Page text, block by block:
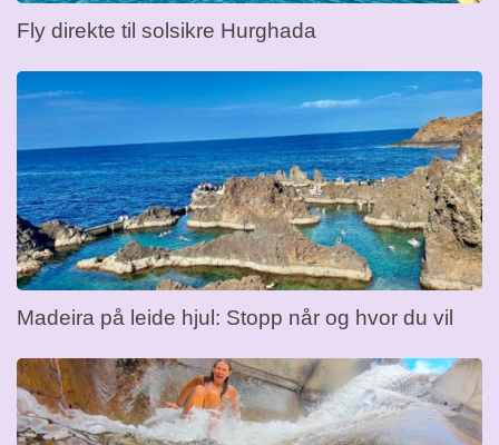
Fly direkte til solsikre Hurghada
Madeira på leide hjul: Stopp når og hvor du vil